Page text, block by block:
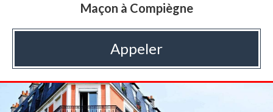
Maçon à Compiègne
Appeler